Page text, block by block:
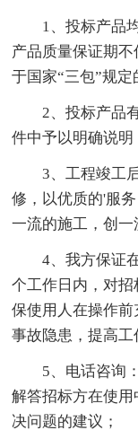
1、投标产品均
产品质量保证期
于国家“三包”规定
2、投标产品有
件中予以明确说明
3、工程竣工后
修，以优质的'服
一流的施工，创一
4、我方保证在
个工作日内，对
保使用人在操作
事故隐患，提高工
5、电话咨询：
解答招标方在使
决问题的建议；